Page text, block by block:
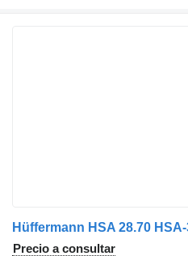
Hüffermann HSA 28.70
Precio a consultar